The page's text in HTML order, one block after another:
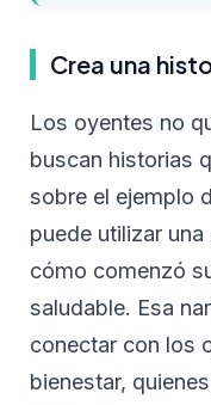
Crea una
Los oyentes no
buscan historias
sobre el ejemplo
puede utilizar
cómo comenzó
saludable. Esa
conectar con los
bienestar,